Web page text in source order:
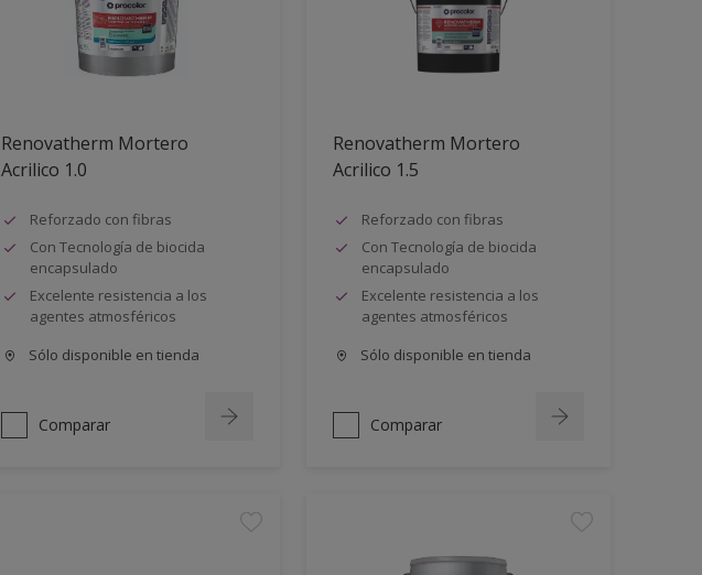
Renovatherm Mortero
Acrilico 1.0
Reforzado con fibras
Con Tecnología de biocida
encapsulado
Excelente resistencia a los
agentes atmosféricos
Sólo disponible en tienda
Comparar
Renovatherm Mortero
Acrilico 1.5
Reforzado con fibras
Con Tecnología de biocida
encapsulado
Excelente resistencia a los
agentes atmosféricos
Sólo disponible en tienda
Comparar